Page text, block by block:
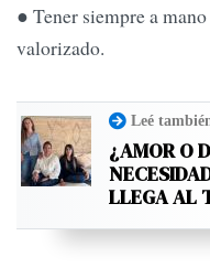
● Tener siempre a
valorizado.
Leé
¿AMOR O
LLEGA AL